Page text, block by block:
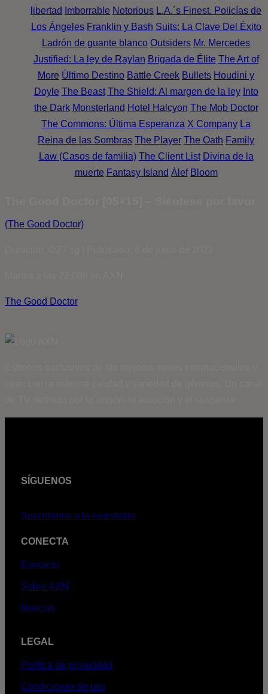
libertad
Imborrable Notorious L.A.´s Finest. Policías de
Los Ángeles Franklin y Bash Suits: La Clave Del Éxito
Ladrón de guante blanco Outsiders Mr. Mercedes
Justified: La ley de Raylan Brigada de Élite The Art of
More Último Destino Battle Creek Bullets Houdini y
Doyle The Beast The Shield: Al margen de la ley Into
the Dark Monsterland Hotel Halcyon The Mob Doctor
The Commons: Última Esperanza X Company La
Reina de las Sombras The Player The Oath Family
Law (Casos de familia) The Client List Divina de la
muerte Fantasy Island Álef Bloom
(The Good Doctor)
The Good Doctor
SÍGUENOS
Suscribirme a la newsletter
CONECTA
Contacto
Sobre AXN
Noticias
LEGAL
Política de privacidad
Condiciones de uso